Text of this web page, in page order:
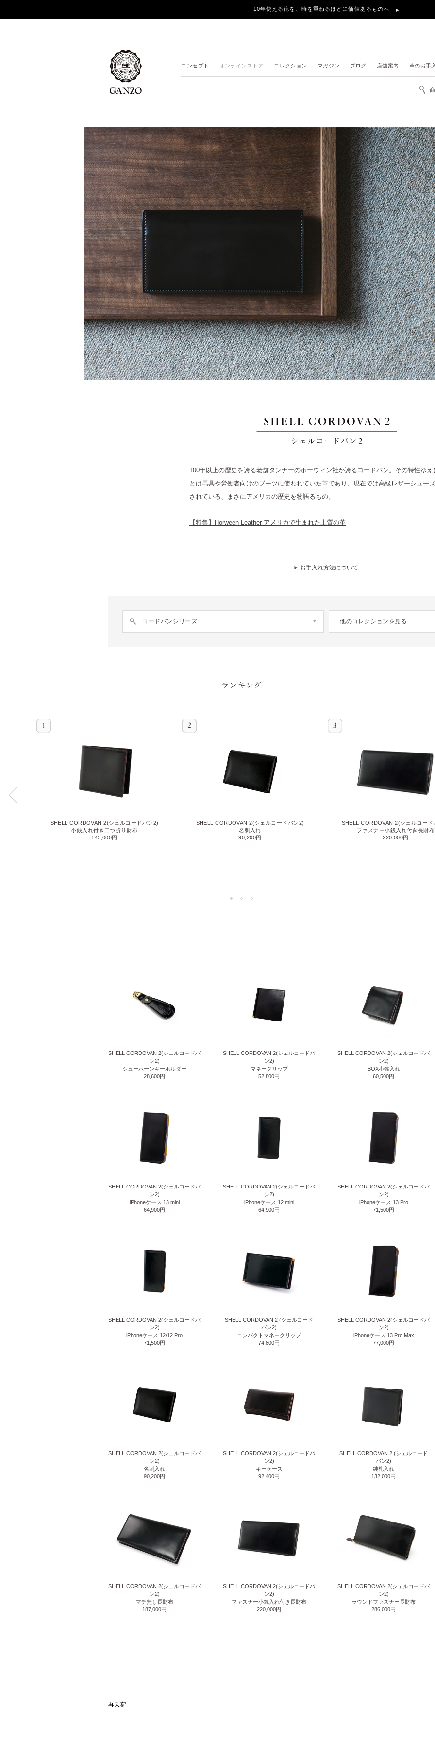
10年使える鞄を、時を重ねるほどに価値あるものへ
コンセプト オンラインストア コレクション マガジン ブログ 店舗案内 革のお手
100年以上の歴史を誇る老舗タンナーのホーウィン社が誇るコードバン。その特性ゆえ
とは馬具や労働者向けのブーツに使われていた革であり、現在では高級レザーシュー
されている、まさにアメリカの歴史を物語るもの。
【特集】Horween Leather アメリカで生まれた上質の革
お手入れ方法について
コードバンシリーズ 他のコレクションを見る
SHELL CORDOVAN 2(シェルコードバン2)
小銭入れ付き二つ折り財布
143,000円
SHELL CORDOVAN 2(シェルコードバン2)
名刺入れ
90,200円
SHELL CORDOVAN 2(シェルコード
ファスナー小銭入れ付き長財布
220,000円
SHELL CORDOVAN 2(シェルコードバ
ン2)
シューホーンキーホルダー
28,600円
SHELL CORDOVAN 2(シェルコードバ
ン2)
マネークリップ
52,800円
SHELL CORDOVAN 2(シェルコードバ
ン2)
BOX小銭入れ
60,500円
SHELL CORDOVAN 2(シェルコードバ
ン2)
iPhoneケース 13 mini
64,900円
SHELL CORDOVAN 2(シェルコードバ
ン2)
iPhoneケース 12 mini
64,900円
SHELL CORDOVAN 2(シェルコードバ
ン2)
iPhoneケース 13 Pro
71,500円
SHELL CORDOVAN 2(シェルコードバ
ン2)
iPhoneケース 12/12 Pro
71,500円
SHELL CORDOVAN 2 (シェルコード
バン2)
コンパクトマネークリップ
74,800円
SHELL CORDOVAN 2(シェルコードバ
ン2)
iPhoneケース 13 Pro Max
77,000円
SHELL CORDOVAN 2(シェルコードバ
ン2)
名刺入れ
90,200円
SHELL CORDOVAN 2(シェルコードバ
ン2)
キーケース
92,400円
SHELL CORDOVAN 2 (シェルコード
バン2)
純札入れ
132,000円
SHELL CORDOVAN 2(シェルコードバ
ン2)
マチ無し長財布
187,000円
SHELL CORDOVAN 2(シェルコードバ
ン2)
ファスナー小銭入れ付き長財布
220,000円
SHELL CORDOVAN 2(シェルコードバ
ン2)
ラウンドファスナー長財布
286,000円